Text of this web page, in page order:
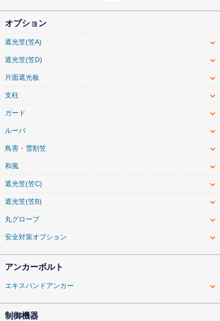
オプション
遮光笠(笠A)
遮光笠(笠D)
片面遮光板
支柱
ガード
ルーバ
鳥害・雪割笠
和風
遮光笠(笠C)
遮光笠(笠B)
丸グローブ
安全対策オプション
アンカーボルト
エキスパンドアンカー
制御機器